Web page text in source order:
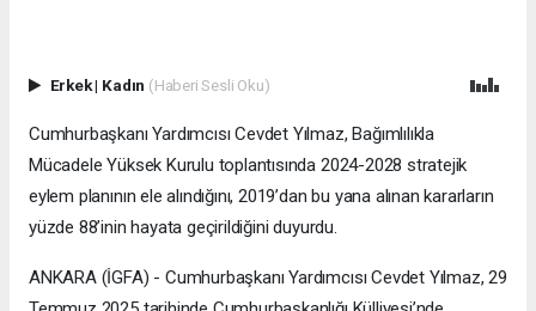
Erkek| Kadın (Haberi Sesli Oku)
Cumhurbaşkanı Yardımcısı Cevdet Yılmaz, Bağımlılıkla
Mücadele Yüksek Kurulu toplantısında 2024-2028 stratejik
eylem planının ele alındığını, 2019’dan bu yana alınan kararların
yüzde 88’inin hayata geçirildiğini duyurdu.
ANKARA (İGFA) - Cumhurbaşkanı Yardımcısı Cevdet Yılmaz, 29